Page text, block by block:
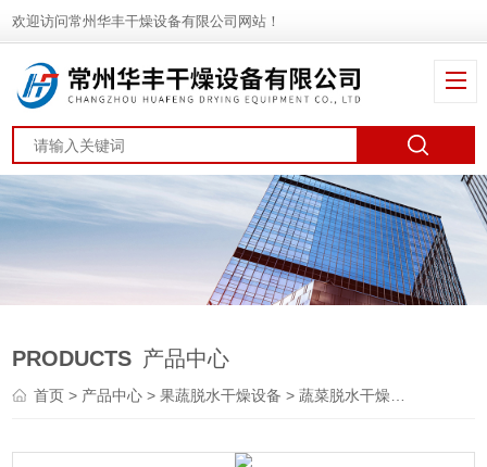
欢迎访问常州华丰干燥设备有限公司网站！
PRODUCTS 产品中心
首页> 产品中心 >果蔬脱水干燥设备 >蔬菜脱水干燥机